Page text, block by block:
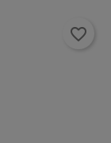
favorite_border